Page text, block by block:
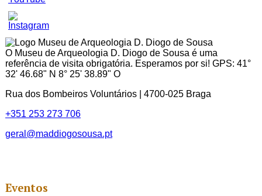
Set
Youtube
Channel
ID
O Museu de Arqueologia D. Diogo de Sousa é uma
referência de visita obrigatória. Esperamos por si! GPS: 41°
32' 46.68" N 8° 25' 38.89" O
Rua dos Bombeiros Voluntários | 4700-025 Braga
+351 253 273 706
geral@maddiogosousa.pt
Eventos